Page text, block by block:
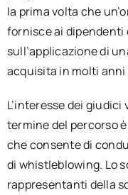
la prima volta che
fornisce ai dipendenti
sull’applicazione di
acquisita in molti anni
L’interesse dei
termine del percorso
che consente di
di whistleblowing. Lo
rappresentanti della